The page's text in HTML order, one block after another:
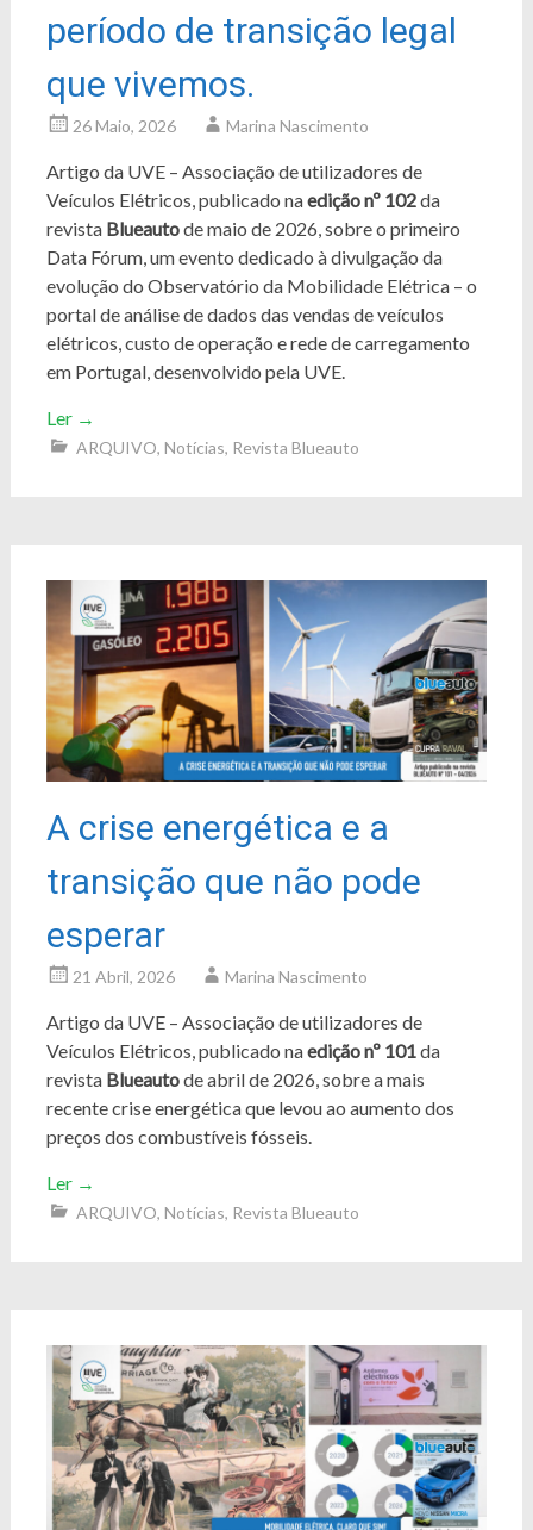
período de transição legal
que vivemos.
26 Maio, 2026 Marina Nascimento
Artigo da UVE – Associação de utilizadores de
Veículos Elétricos, publicado naedição nº 102da
revista Blueautode maio de 2026, sobre o primeiro
Data Fórum, um evento dedicado à divulgação da
evolução do Observatório da Mobilidade Elétrica – o
portal de análise de dados das vendas de veículos
elétricos, custo de operação e rede de carregamento
em Portugal, desenvolvido pela UVE.
Ler →
ARQUIVO, Notícias, Revista Blueauto
A crise energética e a
transição que não pode
esperar
21 Abril, 2026 Marina Nascimento
Artigo da UVE – Associação de utilizadores de
Veículos Elétricos, publicado naedição nº 101da
revista Blueautode abril de 2026, sobre a mais
recente crise energética que levou ao aumento dos
preços dos combustíveis fósseis.
Ler →
ARQUIVO, Notícias, Revista Blueauto